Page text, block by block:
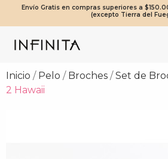
¡Beneficios Exclusivos! 20% OFF a partir de
partir de $1.000.000
Envío Gratis en compras superiores a
(excepto Tierra del
Tierra del Fuego envíos solo en
vía Cruz del Sur.
Mínimo de compra web
Inicio Pelo Broches Set de
2 Hawaii